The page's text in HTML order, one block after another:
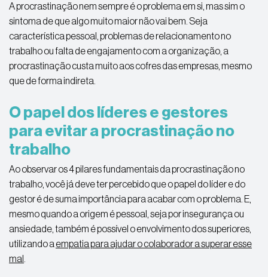
A procrastinação nem sempre é o problema em si, mas sim o
sintoma de que algo muito maior não vai bem. Seja
característica pessoal, problemas de relacionamento no
trabalho ou falta de engajamento com a organização, a
procrastinação custa muito aos cofres das empresas, mesmo
que de forma indireta.
O papel dos líderes e gestores
para evitar a procrastinação no
trabalho
Ao observar os 4 pilares fundamentais da procrastinação no
trabalho, você já deve ter percebido que o papel do líder e do
gestor é de suma importância para acabar com o problema. E,
mesmo quando a origem é pessoal, seja por insegurança ou
ansiedade, também é possível o envolvimento dos superiores,
utilizando a empatia para ajudar o colaborador a superar esse
mal